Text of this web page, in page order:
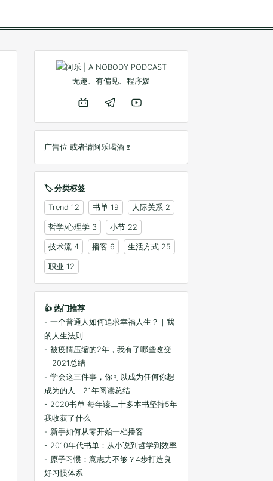
无趣、有偏见、程序媛
广告位 或者请阿乐喝酒🍷
🏷️ 分类标签
Trend 12 书单 19 人际关系 2
哲学/心理学 3 小节 22
技术流 4 播客 6 生活方式 25
职业 12
👍 热门推荐
- 一个普通人如何追求幸福人生？｜我
的人生法则
- 被疫情压缩的2年，我有了哪些改变
｜2021总结
- 学会这三件事，你可以成为任何你想
成为的人｜21年阅读总结
- 2020书单 每年读二十多本书坚持5年
我收获了什么
- 新手如何从零开始一档播客
- 2010年代书单：从小说到哲学到效率
- 原子习惯：意志力不够？4步打造良
好习惯体系